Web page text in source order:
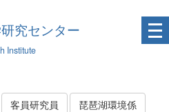
究センター
Institute
客員研究員 琵琶湖環境係